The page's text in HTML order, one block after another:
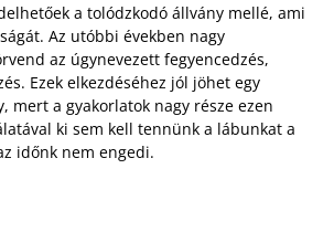
a tolódzkodó állvány mellé, ami
Az utóbbi években nagy
az úgynevezett fegyencedzés,
Ezek elkezdéséhez jól jöhet egy
mert a gyakorlatok nagy része ezen
ki sem kell tennünk a lábunkat a
időnk nem engedi.